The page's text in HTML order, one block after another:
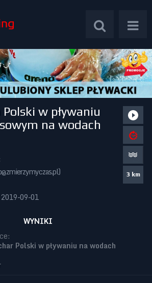
w pływaniu
na wodach
)
09-01
3 km
WYNIKI
Polski w pływaniu na wodach